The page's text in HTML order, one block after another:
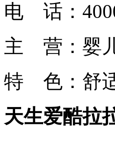
电 话：
主 营：婴
特 色：舒
天生爱酷拉